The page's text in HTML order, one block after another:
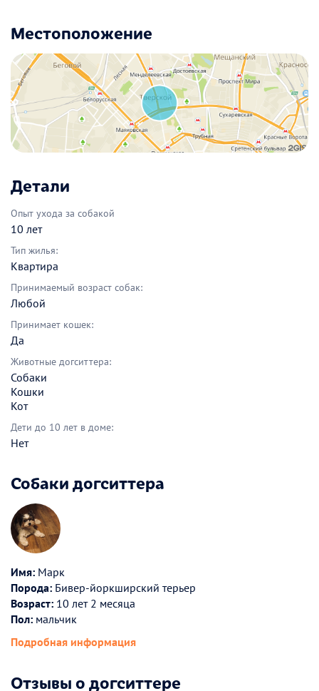
Местоположение
Детали
Опыт ухода за собакой
10 лет
Тип жилья:
Квартира
Принимаемый возраст собак:
Любой
Принимает кошек:
Да
Животные догситтера:
Собаки
Кошки
Кот
Дети до 10 лет в доме:
Нет
Собаки догситтера
Имя: Марк
Порода: Бивер-йоркширский терьер
Возраст: 10 лет 2 месяца
Пол: мальчик
Подробная информация
Отзывы о догситтере